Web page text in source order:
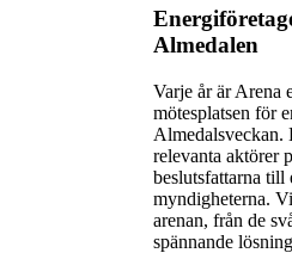
Almedalen
Varje år är Arena
mötesplatsen för
Almedalsveckan.
relevanta aktörer
beslutsfattarna till
myndigheterna.
arenan, från de
spännande